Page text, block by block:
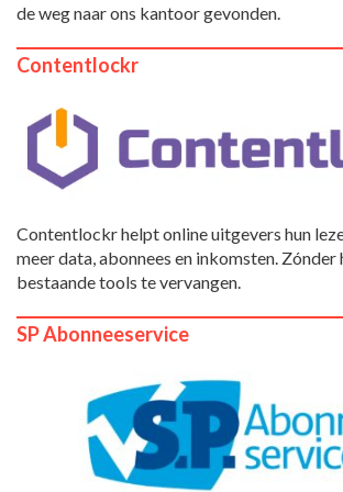
de weg naar ons kantoor gevonden.
Contentlockr
Contentlockr helpt online uitgevers hun
meer data, abonnees en inkomsten. Zónder
bestaande tools te vervangen.
SP Abonneeservice